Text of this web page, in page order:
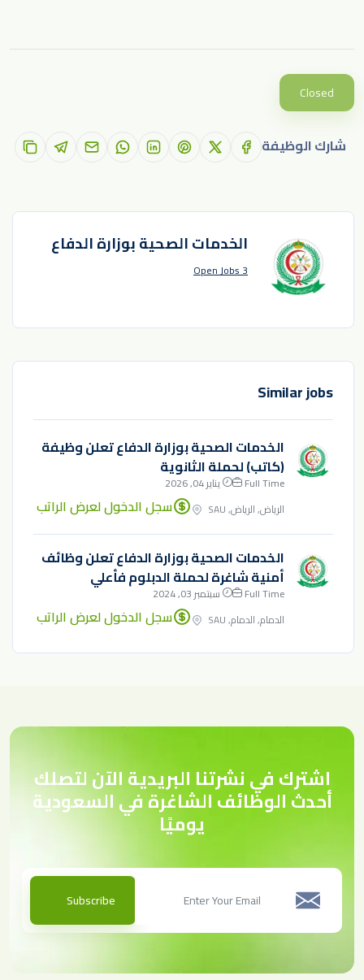
Closed
شارك الوظيفة
الخدمات الصحية بوزارة الدفاع
3 Open Jobs
Similar jobs
الخدمات الصحية بوزارة الدفاع تعلن وظيفة
(كاتب) لحملة الثانوية
Full Time
يناير 04, 2026
الرياض, الرياض, SAU
سجل الدخول لعرض الراتب
الخدمات الصحية بوزارة الدفاع تعلن وظائف
أمنية شاغرة لحملة الدبلوم فأعلي
Full Time
سبتمبر 03, 2024
الدمام, الدمام, SAU
سجل الدخول لعرض الراتب
اشترك في نشرتنا البريدية الآن لتصلك
أحدث الوظائف الشاغرة في السعودية
يوميًا
Subscribe